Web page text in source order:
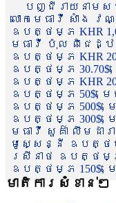
បញ្ជីរាយនាមស
លោកមេធាវី សាំង
ឧបត្ថម្ភ KHR
មេធាវី ប៉ុល ពិជេដ្ឋ
ឧបត្ថម្ភ KHR
ឧបត្ថម្ភ 30.70$,
ឧបត្ថម្ភ KHR
ឧបត្ថម្ភ 50$, មេ
ឧបត្ថម្ភ 500$,
ឧបត្ថម្ភ 300$, ម
មេធាវី សួគ៌ា លឹមដា
មូសេ្សន្នី ឧបត្ថម្ភ
ស្រីនាថ ឧបត្ថម្ភ
ឧបត្ថម្ភ 150$,
មាតិការសំខាន់ៗ